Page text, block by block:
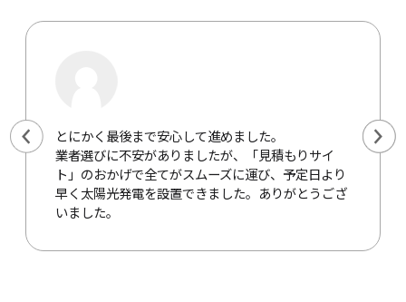
とにかく最後まで安心して進めました。
業者選びに不安がありましたが、「見積もりサイ
ト」のおかげで全てがスムーズに運び、予定日より
早く太陽光発電を設置できました。ありがとうござ
いました。